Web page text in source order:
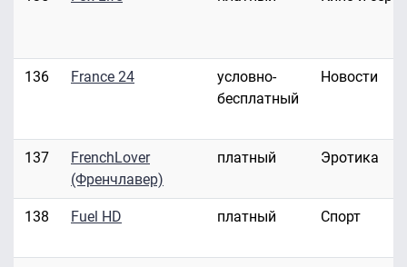
136 France 24
условно-
бесплатный
Новости
137
FrenchLover
(Френчлавер)
платный Эротика
138 Fuel HD платный Спорт